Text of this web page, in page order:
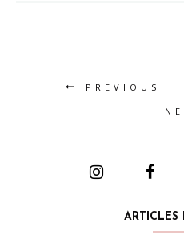
PREVIOUS
ARTICLES